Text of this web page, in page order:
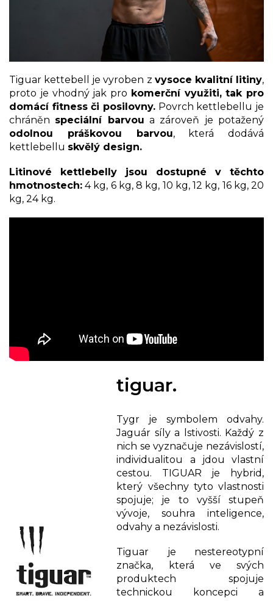
Tiguar kettebell je vyroben z vysoce kvalitní litiny,
proto je vhodný jak pro komerční využiti, tak pro
domácí fitness či posilovny. Povrch kettlebellu je
chráněn speciální barvou a zároveň je potažený
odolnou práškovou barvou, která dodává
kettlebellu skvělý design.
Litinové kettlebelly jsou dostupné v těchto
hmotnostech: 4 kg, 6 kg, 8 kg, 10 kg, 12 kg, 16 kg, 20
kg, 24 kg.
tiguar.
Tygr je symbolem odvahy.
Jaguár síly a lstivosti. Každý z
nich se vyznačuje nezávislostí,
individualitou a jdou vlastní
cestou. TIGUAR je hybrid,
který všechny tyto vlastnosti
spojuje; je to vyšší stupeň
vývoje, souhra inteligence,
odvahy a nezávislosti.
Tiguar je nestereotypní
značka, která ve svých
produktech spojuje
technickou koncepci a